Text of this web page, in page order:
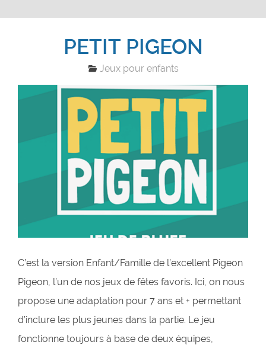
PETIT PIGEON
Jeux pour enfants
C’est la version Enfant/Famille de l’excellent Pigeon
Pigeon, l’un de nos jeux de fêtes favoris. Ici, on nous
propose une adaptation pour 7 ans et + permettant
d’inclure les plus jeunes dans la partie. Le jeu
fonctionne toujours à base de deux équipes,